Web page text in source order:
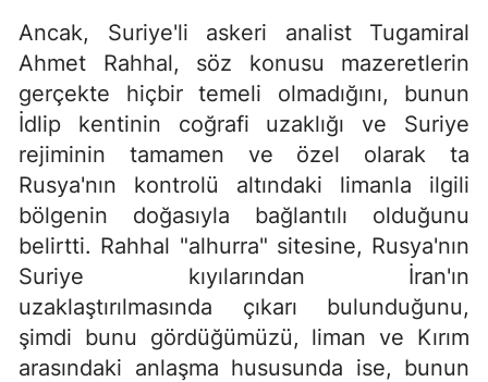
Ancak, Suriye'li askeri analist Tugamiral
Ahmet Rahhal, söz konusu mazeretlerin
gerçekte hiçbir temeli olmadığını, bunun
İdlip kentinin coğrafi uzaklığı ve Suriye
rejiminin tamamen ve özel olarak ta
Rusya'nın kontrolü altındaki limanla ilgili
bölgenin doğasıyla bağlantılı olduğunu
belirtti. Rahhal "alhurra" sitesine, Rusya'nın
Suriye kıyılarından İran'ın
uzaklaştırılmasında çıkarı bulunduğunu,
şimdi bunu gördüğümüzü, liman ve Kırım
arasındaki anlaşma hususunda ise, bunun